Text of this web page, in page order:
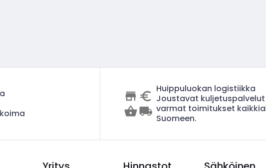
Huippuluokan logistiikka
Joustavat
varmat toimitukset
Suomeen.